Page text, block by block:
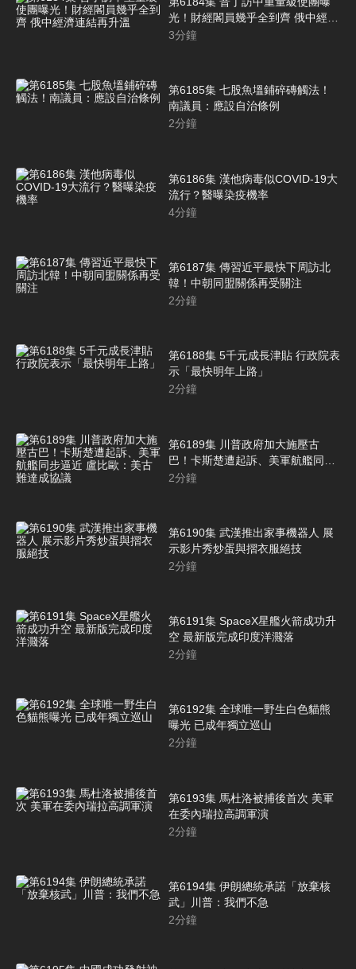
光！財經閣員幾乎全到齊 俄中經濟
連結再升溫
3分鐘
第6185集 七股魚塭鋪碎磚觸法！
南議員：應設自治條例
2分鐘
第6186集 漢他病毒似COVID-19大
流行？醫曝染疫機率
4分鐘
第6187集 傳習近平最快下周訪北
韓！中朝同盟關係再受關注
2分鐘
第6188集 5千元成長津貼 行政院表
示「最快明年上路」
2分鐘
第6189集 川普政府加大施壓古
巴！卡斯楚遭起訴、美軍航艦同步
逼近 盧比歐：美古難達成協議
2分鐘
第6190集 武漢推出家事機器人 展
示影片秀炒蛋與摺衣服絕技
2分鐘
第6191集 SpaceX星艦火箭成功升
空 最新版完成印度洋濺落
2分鐘
第6192集 全球唯一野生白色貓熊
曝光 已成年獨立巡山
2分鐘
第6193集 馬杜洛被捕後首次 美軍
在委內瑞拉高調軍演
2分鐘
第6194集 伊朗總統承諾「放棄核
武」川普：我們不急
2分鐘